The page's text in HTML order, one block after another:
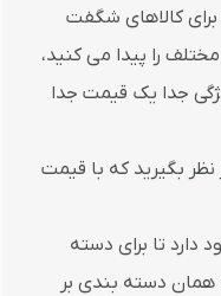
کالاهای شگفت
را پیدا می کنید،
جدا یک قیمت جدا
نظر بگیرید که با قیمت
دارد تا برای دسته
دسته بندی بر